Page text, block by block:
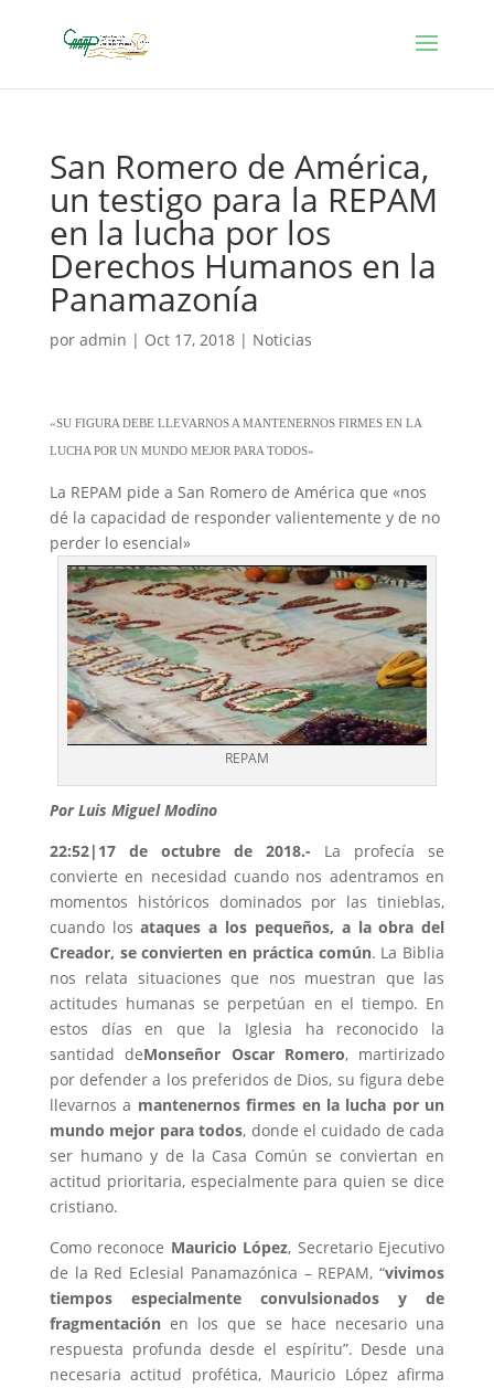
San Romero de América,
un testigo para la REPAM
en la lucha por los
Derechos Humanos en la
Panamazonía
por admin | Oct 17, 2018| Noticias
«SU FIGURA DEBE LLEVARNOS A MANTENERNOS FIRMES EN LA
LUCHA POR UN MUNDO MEJOR PARA TODOS»
La REPAM pide a San Romero de América que «nos
dé la capacidad de responder valientemente y de no
perder lo esencial»
REPAM
Por Luis Miguel Modino
22:52|17 de octubre de 2018.- La profecía se
convierte en necesidad cuando nos adentramos en
momentos históricos dominados por las tinieblas,
cuando losataques a los pequeños, a la obra del
Creador, se convierten en práctica común. La Biblia
nos relata situaciones que nos muestran que las
actitudes humanas se perpetúan en el tiempo. En
estos días en que la Iglesia ha reconocido la
santidad deMonseñor Oscar Romero, martirizado
por defender a los preferidos de Dios, su figura debe
llevarnos a mantenernos firmes en la lucha por un
mundo mejor para todos, donde el cuidado de cada
ser humano y de la Casa Común se conviertan en
actitud prioritaria, especialmente para quien se dice
cristiano.
Como reconoce Mauricio López, Secretario Ejecutivo
de la Red Eclesial Panamazónica – REPAM, “vivimos
tiempos especialmente convulsionados y de
fragmentaciónen los que se hace necesario una
respuesta profunda desde el espíritu”. Desde una
necesaria actitud profética, Mauricio López afirma